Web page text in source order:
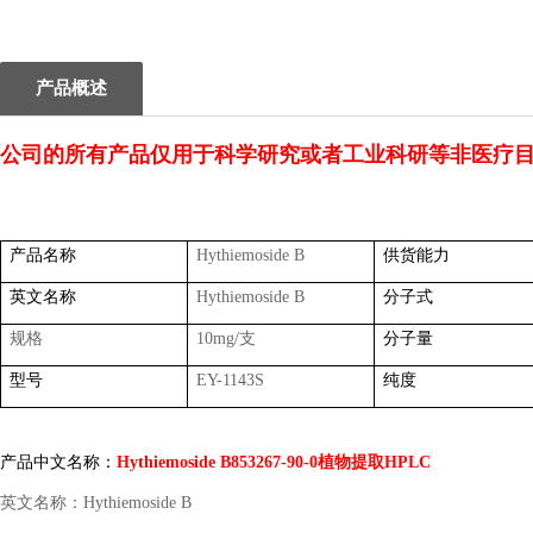
产品概述
公司的所有产品仅用于科学研究或者工业科研等非医疗
产品名称 Hythiemoside B 供货能力
英文名称 Hythiemoside B 分子式
规格 10mg/支 分子量
型号 EY-1143S 纯度
产品中文名称： Hythiemoside B853267-90-0植物提取HPLC
英文名称： Hythiemoside B